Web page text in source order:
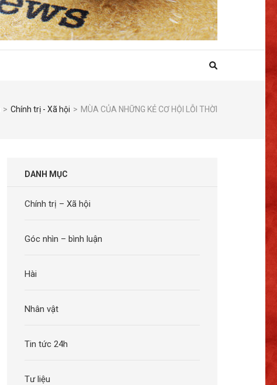
> Chính trị - Xã hội > MÙA CỦA NHỮNG KẺ CƠ HỘI LỖI THỜI
DANH MỤC
Chính trị – Xã hội
Góc nhìn – bình luận
Hài
Nhân vật
Tin tức 24h
Tư liệu